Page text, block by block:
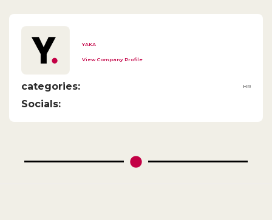
YAKA
View Company Profile
categories: HR
Socials: